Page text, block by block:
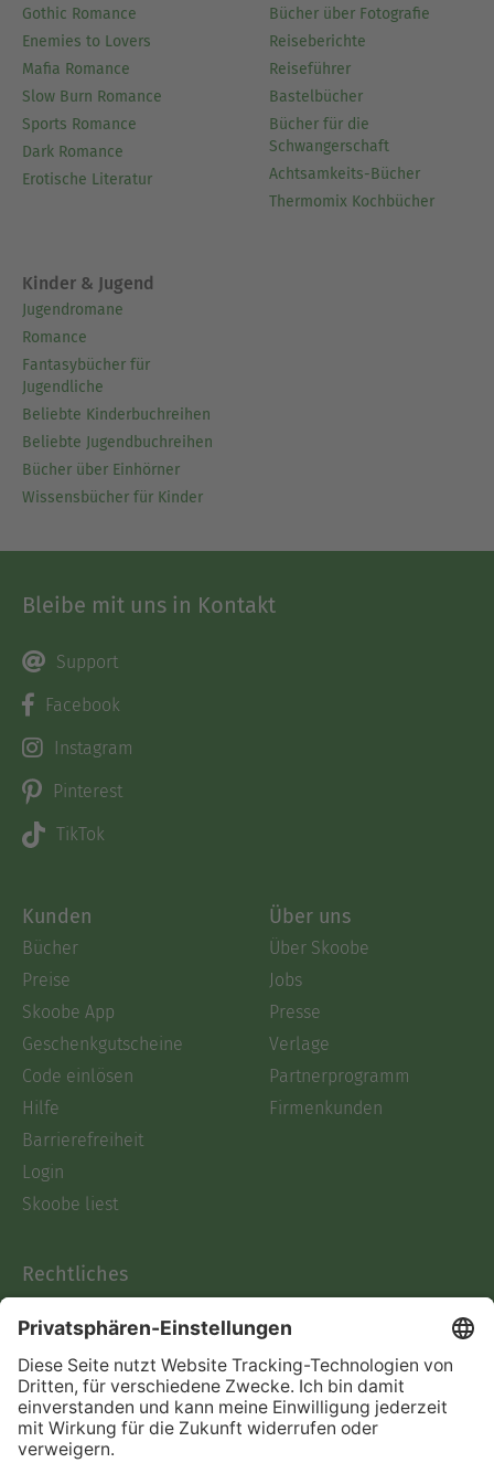
Gothic Romance
Enemies to Lovers
Mafia Romance
Slow Burn Romance
Sports Romance
Dark Romance
Erotische Literatur
Bücher über Fotografie
Reiseberichte
Reiseführer
Bastelbücher
Bücher für die
Schwangerschaft
Achtsamkeits-Bücher
Thermomix Kochbücher
Kinder & Jugend
Jugendromane
Romance
Fantasybücher für
Jugendliche
Beliebte Kinderbuchreihen
Beliebte Jugendbuchreihen
Bücher über Einhörner
Wissensbücher für Kinder
Bleibe mit uns in Kontakt
Support
Facebook
Instagram
Pinterest
TikTok
Kunden
Bücher
Preise
Skoobe App
Geschenkgutscheine
Code einlösen
Hilfe
Barrierefreiheit
Login
Skoobe liest
Über uns
Über Skoobe
Jobs
Presse
Verlage
Partnerprogramm
Firmenkunden
Rechtliches
AGB
Informationen nach Data
Act
Verträge hier kündigen